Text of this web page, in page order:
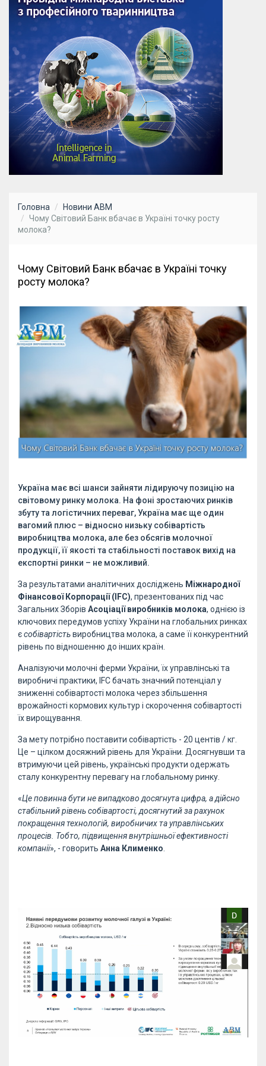
Головна
Новини АВМ
Чому Світовий Банк вбачає в Україні точку росту
молока?
Чому Світовий Банк вбачає в Україні точку
росту молока?
Україна має всі шанси зайняти лідируючу позицію на
світовому ринку молока. На фоні зростаючих ринків
збуту та логістичних переваг, Україна має ще один
вагомий плюс – відносно низьку собівартість
виробництва молока, але без обсягів молочної
продукції, її якості та стабільності поставок вихід на
експортні ринки – не можливий.
За результатами аналітичних досліджень Міжнародної
Фінансової Корпорації (IFC), презентованих під час
Загальних Зборів Асоціації виробників молока, однією із
ключових передумов успіху України на глобальних ринках
єсобівартістьвиробництва молока, а саме її конкурентний
рівень по відношенню до інших країн.
Аналізуючи молочні ферми України, їх управлінські та
виробничі практики, IFC бачать значний потенціал у
зниженні собівартості молока через збільшення
врожайності кормових культур і скорочення собівартості
їх вирощування.
За мету потрібно поставити собівартість - 20 центів / кг.
Це – цілком досяжний рівень для України. Досягнувши та
втримуючи цей рівень, українські продукти одержать
сталу конкурентну перевагу на глобальному ринку.
«Це повинна бути не випадково досягнута цифра, а дійсно
стабільний рівень собівартості, досягнутий за рахунок
покращення технологій, виробничих та управлінських
процесів. Тобто, підвищення внутрішньої ефективності
компанії», - говорить Анна Клименко